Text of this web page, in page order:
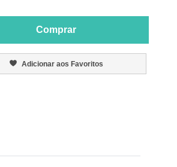
Comprar
Adicionar aos Favoritos